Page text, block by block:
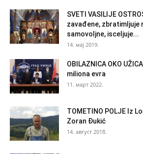
SVETI VASILIJE
zavađene, zbratimljuje
samovoljne, isceljuje...
14. мај 2019.
OBILAZNICA OKO
miliona evra
11. март 2022.
TOMETINO POLJE Iz
Zoran Đukić
14. август 2018.